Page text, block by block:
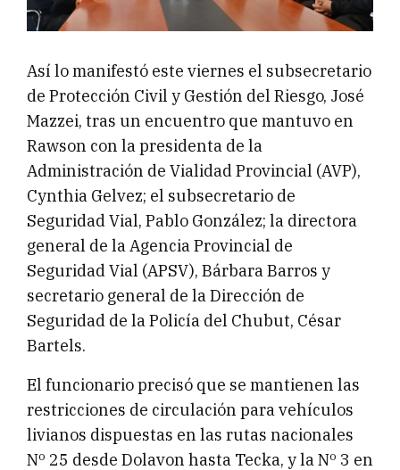
Así lo manifestó este viernes el subsecretario
de Protección Civil y Gestión del Riesgo, José
Mazzei, tras un encuentro que mantuvo en
Rawson con la presidenta de la
Administración de Vialidad Provincial (AVP),
Cynthia Gelvez; el subsecretario de
Seguridad Vial, Pablo González; la directora
general de la Agencia Provincial de
Seguridad Vial (APSV), Bárbara Barros y
secretario general de la Dirección de
Seguridad de la Policía del Chubut, César
Bartels.
El funcionario precisó que se mantienen las
restricciones de circulación para vehículos
livianos dispuestas en las rutas nacionales
Nº 25 desde Dolavon hasta Tecka, y la Nº 3 en